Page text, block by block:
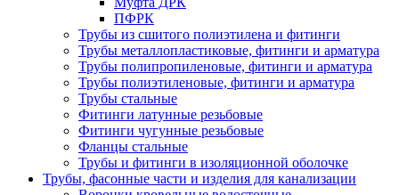
ПФРК
Трубы из сшитого полиэтилена и фитинги
Трубы металлопластиковые, фитинги и арматура
Трубы полипропиленовые, фитинги и арматура
Трубы полиэтиленовые, фитинги и арматура
Трубы стальные
Фитинги латунные резьбовые
Фитинги чугунные резьбовые
Фланцы стальные
Трубы и фитинги в изоляционной оболочке
Трубы, фасонные части и изделия для канализации